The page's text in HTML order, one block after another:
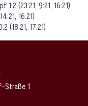
(23:21, 9:21, 16:21)
16:21)
(18:21, 17:21)
Straße 1